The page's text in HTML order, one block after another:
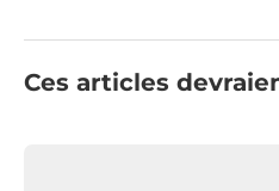
Ces articles